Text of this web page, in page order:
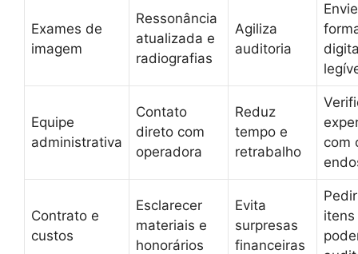
Exames de
imagem
Ressonância
atualizada e
radiografias
Agiliza
auditoria
Equipe
administrativa
Contato
direto com
operadora
Reduz
tempo e
retrabalho
com
Contrato e
custos
Esclarecer
materiais e
honorários
Evita
surpresas
financeiras
itens